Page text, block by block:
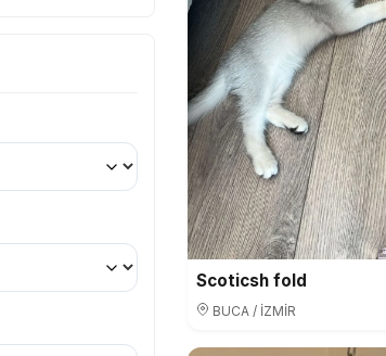
Scoticsh fold
BUCA / İZMİR